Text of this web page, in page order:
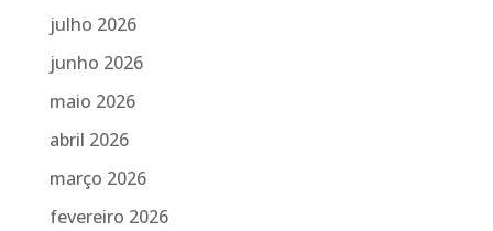
julho 2026
junho 2026
maio 2026
abril 2026
março 2026
fevereiro 2026